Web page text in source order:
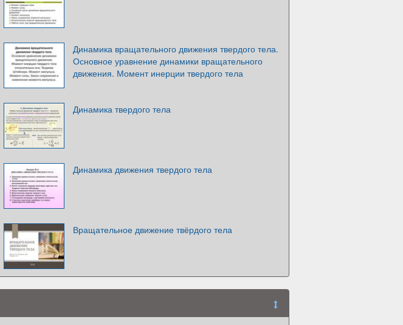
Динамика вращательного движения твердого тела.
Основное уравнение динамики вращательного
движения. Момент инерции твердого тела
Динамика твердого тела
Динамика движения твердого тела
Вращательное движение твёрдого тела